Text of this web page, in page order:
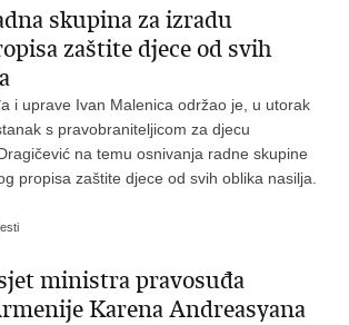
skupina za izradu
zaštite djece od svih
i uprave Ivan Malenica održao je, u utorak
s pravobraniteljicom za djecu
na temu osnivanja radne skupine
propisa zaštite djece od svih oblika nasilja.
ministra pravosuđa
Karena Andreasyana